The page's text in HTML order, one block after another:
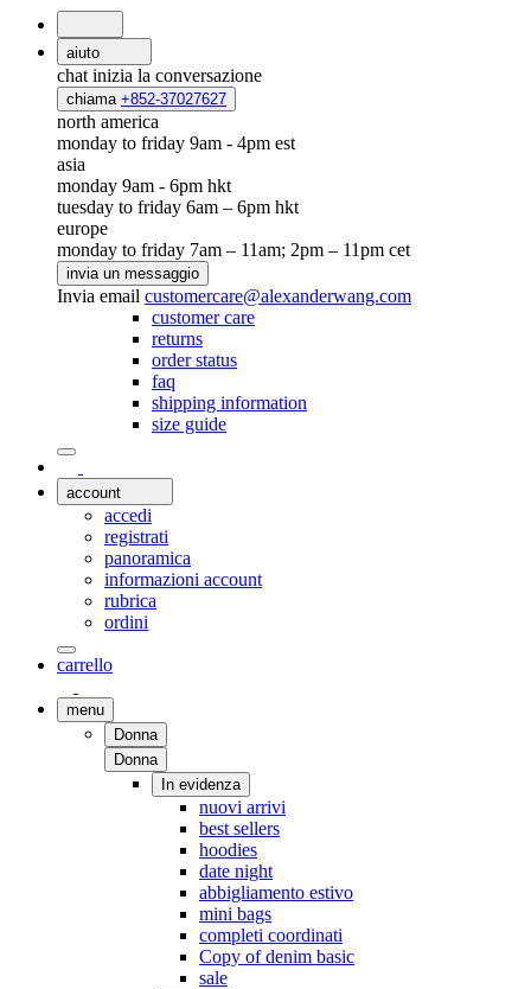
aiuto
chat inizia la conversazione
chiama +852-37027627
north america
monday to friday 9am - 4pm est
asia
monday 9am - 6pm hkt
tuesday to friday 6am – 6pm hkt
europe
monday to friday 7am – 11am; 2pm – 11pm cet
invia un messaggio
Invia email customercare@alexanderwang.com
customer care
returns
order status
faq
shipping information
size guide
account
accedi
registrati
panoramica
informazioni account
rubrica
ordini
carrello
menu
Donna
Donna
In evidenza
nuovi arrivi
best sellers
hoodies
date night
abbigliamento estivo
mini bags
completi coordinati
Copy of denim basic
sale